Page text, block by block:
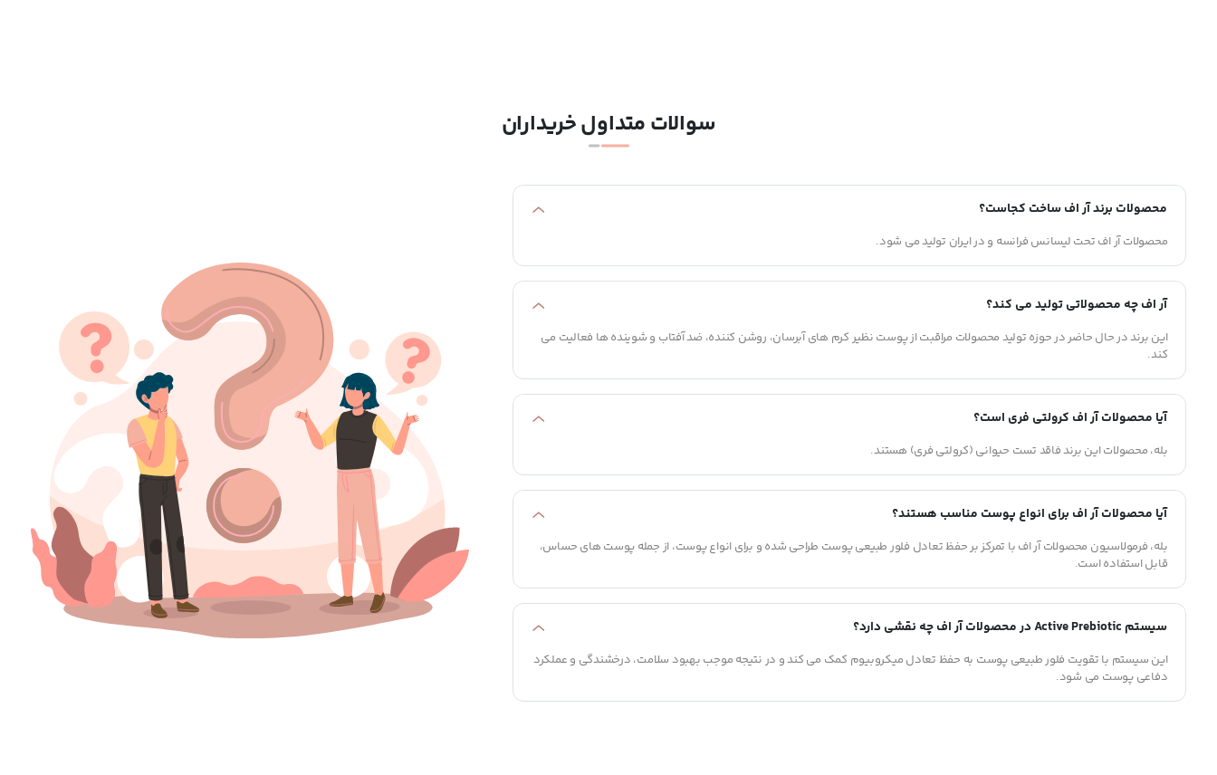
سوالات متداول خریداران
محصولات برند آر اف ساخت کجاست؟
محصولات آر اف تحت لیسانس فرانسه و در ایران تولید می شود.
آر اف چه محصولاتی تولید می کند؟
این برند در حال حاضر در حوزه تولید محصولات مراقبت از پوست نظیر کرم های آبرسان، روشن کننده، ضد آفتاب و شوینده ها فعالیت می
کند.
آیا محصولات آر اف کرولتی فری است؟
بله، محصولات این برند فاقد تست حیوانی (کرولتی فری) هستند.
آیا محصولات آر اف برای انواع پوست مناسب هستند؟
بله، فرمولاسیون محصولات آر اف با تمرکز بر حفظ تعادل فلور طبیعی پوست طراحی شده و برای انواع پوست، از جمله پوست های حساس،
قابل استفاده است.
سیستم Active Prebiotic در محصولات آر اف چه نقشی دارد؟
این سیستم با تقویت فلور طبیعی پوست به حفظ تعادل میکروبیوم کمک می کند و در نتیجه موجب بهبود سلامت، درخشندگی و عملکرد
دفاعی پوست می شود.